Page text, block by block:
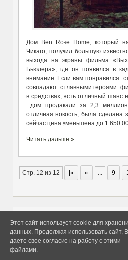
Дом Ben Rose Home, который
Чикаго, получил большую
выхода на экраны фильма
Бьюлера», где он появился в
внимание. Если вам понравился
совпадают с главными героями
в средствах, есть отличный шанс
дом продавали за 2,3
отличная новость, была сделана
сейчас цена уменьшена до 1 650
Читать дальше »
Стр. 12 из 12 |« « ... 9
Copyright elitethings. All Rights
Reserved.
Этот сайт использует cookie для
данных. Продолжая использовать сайт,
даете свое согласие на работу с этими
файлами.